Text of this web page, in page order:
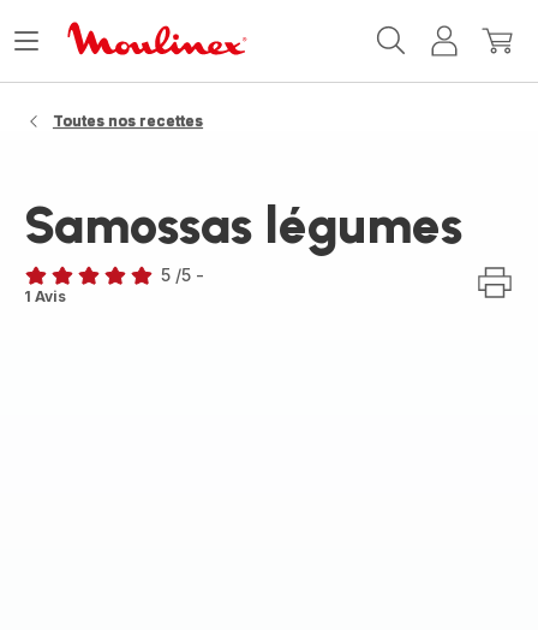
MonMon
Ouvrir
Toutes nos recettes
Samossas légumes
Avis
5 /5 -
1 Avis